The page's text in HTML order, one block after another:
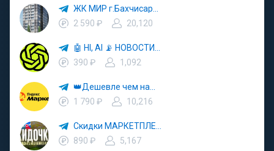
2 590 ₽
20,120
390 ₽
1,092
1 790 ₽
10,216
890 ₽
5,167